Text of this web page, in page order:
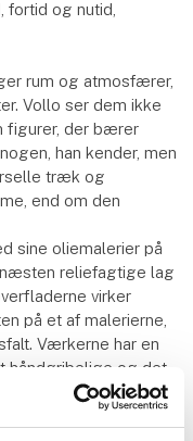
og nutid,
rum og atmosfærer,
Vollo ser dem ikke
figurer, der bærer
han kender, men
træk og
end om den
sine oliemalerier på
reliefagtige lag
virker
på et af malerierne,
Værkerne har en
håndgribelige og det
rum, men udvider sig